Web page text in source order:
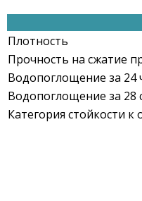
Плотность
Прочность на сжатие
Водопоглощение за 24
Водопоглощение за 28
Категория стойкости